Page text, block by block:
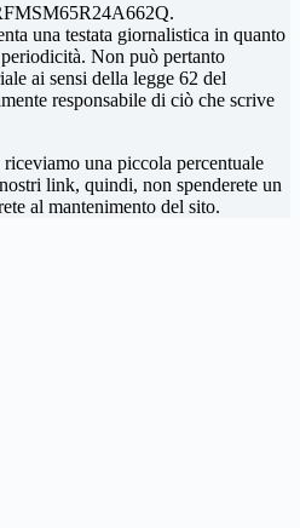
una testata giornalistica in quanto
Non può pertanto
ai sensi della legge 62 del
responsabile di ciò che scrive
una piccola percentuale
link, quindi, non spenderete un
al mantenimento del sito.